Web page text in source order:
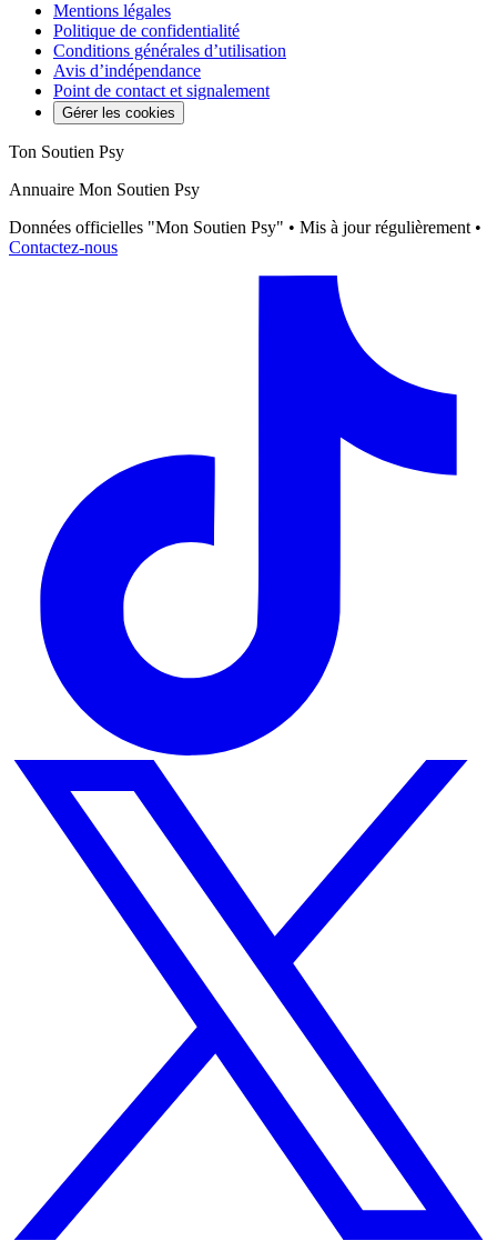
Mentions légales
Politique de confidentialité
Conditions générales d’utilisation
Avis d’indépendance
Point de contact et signalement
Gérer les cookies
Ton Soutien Psy
Annuaire Mon Soutien Psy
Données officielles "Mon Soutien Psy" • Mis à jour régulièrement •
Contactez-nous